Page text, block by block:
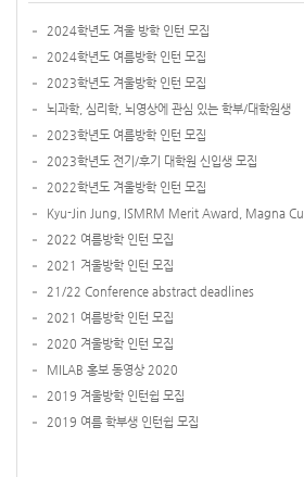
2024학년도 겨울 방학 인턴 모집
2024학년도 여름방학 인턴 모집
2023학년도 겨울방학 인턴 모집
뇌과학, 심리학, 뇌영상에 관심 있는 학부/대학원생
2023학년도 여름방학 인턴 모집
2023학년도 전기/후기 대학원 신입생 모집
2022학년도 겨울방학 인턴 모집
Kyu-Jin Jung, ISMRM Merit Award, Magna
2022 여름방학 인턴 모집
2021 겨울방학 인턴 모집
21/22 Conference abstract deadlines
2021 여름방학 인턴 모집
2020 겨울방학 인턴 모집
MILAB 홍보 동영상 2020
2019 겨울방학 인턴쉽 모집
2019 여름 학부생 인턴쉽 모집